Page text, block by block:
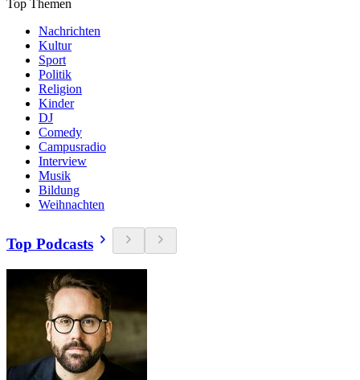
Top Themen
Nachrichten
Kultur
Sport
Politik
Religion
Kinder
DJ
Comedy
Campusradio
Interview
Musik
Bildung
Weihnachten
Top Podcasts